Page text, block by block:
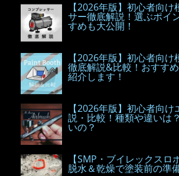
【2026年版】初心者向
サー徹底解説！選ぶポイ
すめも大公開！
【2026年版】初心者向
徹底解説&比較！おすす
紹介します！
【2026年版】初心者向
説・比較！種類や違いは
いの？
【SMP・ブイレックスロ
脱水＆乾燥で塗装前の準